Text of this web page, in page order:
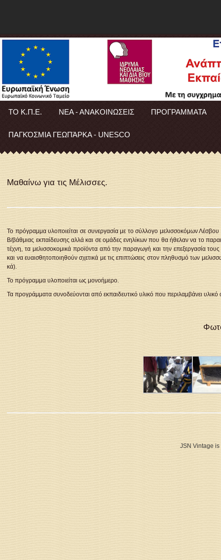
ΤΟ Κ.Π.Ε. ΝΕΑ - ΑΝΑΚΟΙΝΩΣΕΙΣ ΠΡΟΓΡΑΜΜΑΤΑ
ΠΑΓΚΌΣΜΙΑ ΓΕΩΠΆΡΚΑ - UNESCO
Μαθαίνω για τις Μέλισσες.
Το πρόγραμμα υλοποιείται σε συνεργασία με το σύλλογο μελισσοκόμων
Β/βάθμιας εκπαίδευσης αλλά και σε ομάδες ενηλίκων που θα ήθελαν να το
τέχνη, τα μελισσοκομικά προϊόντα από την παραγωγή και την επεξεργασία
και να ευαισθητοποιηθούν σχετικά με τις επιπτώσεις στον πληθυσμό των
κά).
Το πρόγραμμα υλοποιείται ως μονοήμερο.
Τα προγράμματα συνοδεύονται από εκπαιδευτικό υλικό που περιλαμβάνει
JSN Vintage